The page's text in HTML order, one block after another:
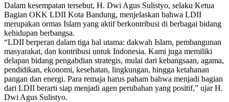
Dalam kesempatan tersebut, H. Dwi Agus Sulistyo, selaku Ketua
Bagian OKK LDII Kota Bandung, menjelaskan bahwa LDII
merupakan ormas Islam yang aktif berkontribusi di berbagai bidang
kehidupan berbangsa.
“LDII berperan dalam tiga hal utama: dakwah Islam, pembangunan
masyarakat, dan kontribusi untuk Indonesia. Kami juga memiliki
delapan bidang pengabdian strategis, mulai dari kebangsaan, agama,
pendidikan, ekonomi, kesehatan, lingkungan, hingga ketahanan
pangan dan energi. Para remaja harus paham bahwa menjadi bagian
dari LDII berarti siap menjadi agen perubahan yang positif,” ujar H.
Dwi Agus Sulistyo.